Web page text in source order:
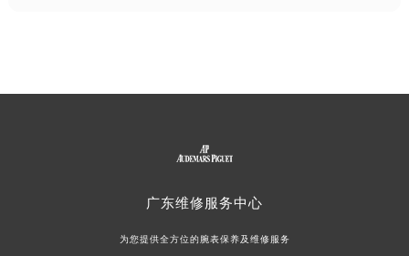
广东维修服务中心
为您提供全方位的腕表保养及维修服务